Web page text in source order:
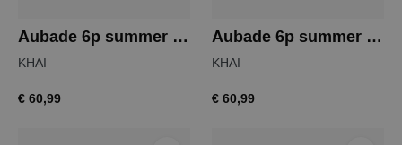
Aubade 6p summer stars bikinislip
KHAI
€ 60,99
Aubade 6p summer stars bikinislip
KHAI
€ 60,99